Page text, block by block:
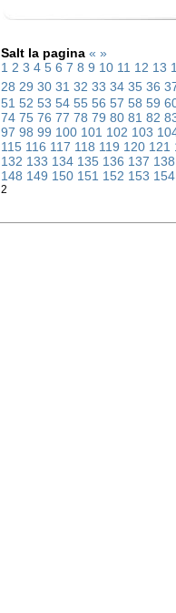
Salt la pagina « »
1 2 3 4 5 6 7 8 9 10 11 12 13
28 29 30 31 32 33 34 35 36
51 52 53 54 55 56 57 58 59
74 75 76 77 78 79 80 81 82
97 98 99 100 101 102 103
115 116 117 118 119 120 121
132 133 134 135 136 137
148 149 150 151 152 153
2